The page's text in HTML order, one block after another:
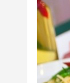
平日のみ
待
・契約